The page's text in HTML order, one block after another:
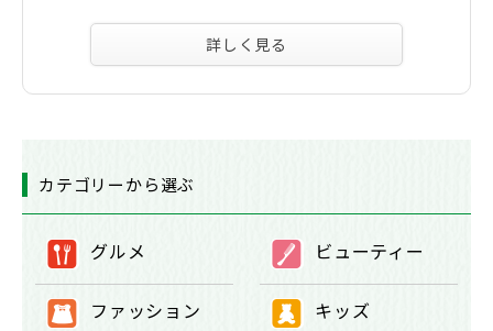
詳しく見る
カテゴリーから選ぶ
① グルメ ② ビューティー
③ ファッション ④ キッズ